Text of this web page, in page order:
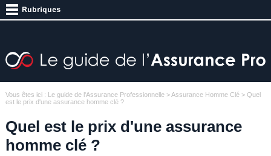
Vous êtes ici : Le guide de l'Assurance Professionnelle>Assurance Homme Clé> Quel
est le prix d'une assurance homme clé ?
Quel est le prix d'une assurance
homme clé ?